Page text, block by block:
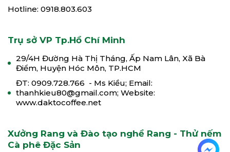
Hotline: 0918.803.603
Trụ sở VP Tp.Hồ Chí Minh
29/4H Đường Hà Thị Tháng, Ấp Nam Lân, Xã Bà
Điểm, Huyện Hóc Môn, TP.HCM
ĐT: 0909.728.766 - Ms Kiều; Email:
thanhkieu80@gmail.com; Website:
www.daktocoffee.net
Xưởng Rang và Đào tạo nghề Rang - Thử nếm
Cà phê Đặc Sản